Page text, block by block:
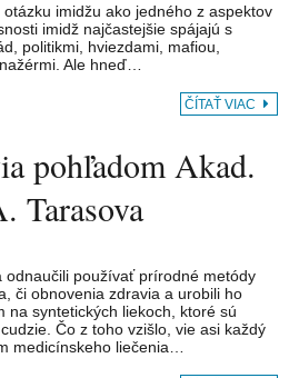
imidžu ako jedného z aspektov
imidž najčastejšie spájajú s
politikmi, hviezdami, mafiou,
Ale hneď…
ČÍTAŤ VIAC
pohľadom Akad.
Tarasova
odnaučili používať prírodné metódy
či obnovenia zdravia a urobili ho
na syntetických liekoch, ktoré sú
Čo z toho vzišlo, vie asi každý
medicínskeho liečenia…